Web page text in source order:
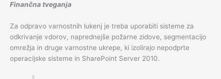
Finančna tveganja
Za odpravo varnostnih lukenj je treba uporabiti sisteme za
odkrivanje vdorov, naprednejše požarne zidove, segmentacijo
omrežja in druge varnostne ukrepe, ki izolirajo nepodprte
operacijske sisteme in SharePoint Server 2010.